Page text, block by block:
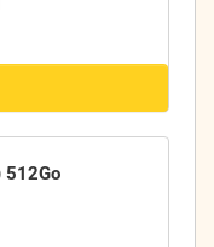
512Go